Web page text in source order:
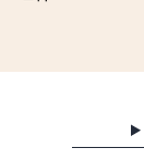
近年、お客様
一の「オリジ